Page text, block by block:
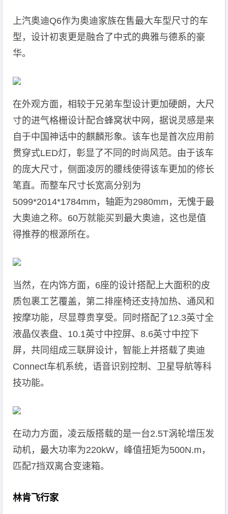
上汽奥迪Q6作为奥迪家族在售最大车型尺寸的车
型，设计初衷更是融合了中式的典雅与德系的豪
华。
在外观方面，相较于兄弟车型设计更加硬朗，大尺
寸的进气格栅设计配合蜂窝状中网，据说灵感是来
自于中国神话中的麒麟形象。该车也是首次应用前
贯穿式LED灯，彰显了不同的时尚风范。由于该车
的庞大尺寸，侧面凌厉的腰线使得该车更加的修长
笔直。而整车尺寸长宽高分别为
5099*2014*1784mm，轴距为2980mm，无愧于最
大奥迪之称。60万就能买到最大奥迪，这也是值
得推荐的根源所在。
当然，在内饰方面，6座的设计搭配上大面积的皮
质包裹工艺覆盖，第二排座椅还支持加热、通风和
按摩功能，尽显尊贵享受。同时搭配了12.3英寸全
液晶仪表盘、10.1英寸中控屏、8.6英寸中控下
屏，共同组成三联屏设计，智能上并搭载了奥迪
Connect车机系统，语音识别控制、卫星导航等科
技功能。
在动力方面，凌云版搭载的是一台2.5T涡轮增压发
动机，最大功率为220kW，峰值扭矩为500N.m，
匹配7挡双离合变速箱。
林肯飞行家